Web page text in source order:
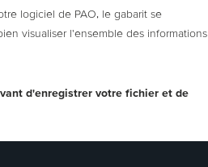
logiciel de PAO, le gabarit se
visualiser l'ensemble des informations
d'enregistrer votre fichier et de